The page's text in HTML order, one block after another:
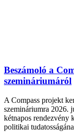
Beszámoló a
szemináriumáról
A Compass projekt
szemináriumra 2026.
kétnapos rendezvény
politikai